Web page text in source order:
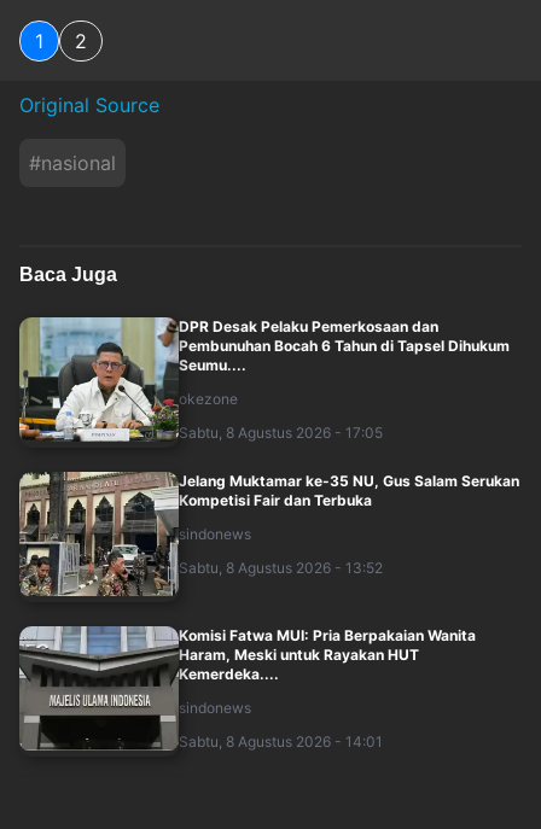
1 2
Original Source
#nasional
Baca Juga
DPR Desak Pelaku Pemerkosaan dan
Pembunuhan Bocah 6 Tahun di Tapsel Dihukum
Seumu....
okezone
Sabtu, 8 Agustus 2026 - 17:05
Jelang Muktamar ke-35 NU, Gus Salam Serukan
Kompetisi Fair dan Terbuka
sindonews
Sabtu, 8 Agustus 2026 - 13:52
Komisi Fatwa MUI: Pria Berpakaian Wanita
Haram, Meski untuk Rayakan HUT
Kemerdeka....
sindonews
Sabtu, 8 Agustus 2026 - 14:01